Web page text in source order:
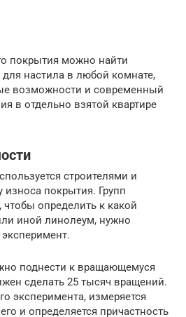
покрытия можно найти
настила в любой комнате,
возможности и современный
в отдельно взятой квартире
строителями и
износа покрытия. Групп
чтобы определить к какой
иной линолеум, нужно
поднести к вращающемуся
сделать 25 тысяч вращений.
эксперимента, измеряется
и определяется причастность